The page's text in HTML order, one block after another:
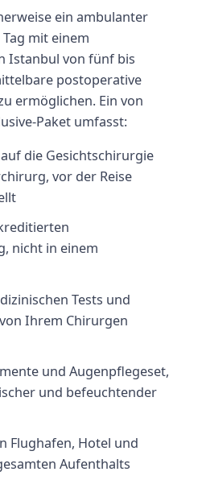
ein ambulanter
mit einem
Istanbul von fünf bis
postoperative
ermöglichen. Ein von
Paket umfasst:
die Gesichtschirurgie
vor der Reise
nicht in einem
Tests und
Ihrem Chirurgen
und Augenpflegeset,
und befeuchtender
Flughafen, Hotel und
Aufenthalts